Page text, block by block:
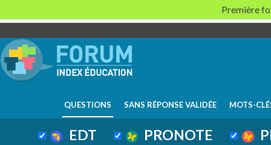
QUESTIONS SANS RÉPONSE VALIDÉE MOTS-
EDT PRONOTE
Première